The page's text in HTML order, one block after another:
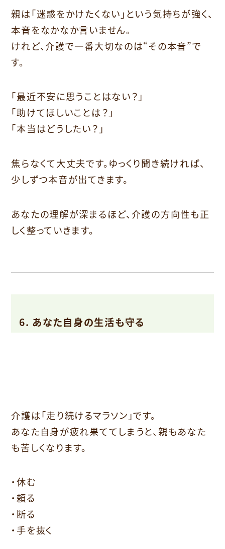
親は「迷惑をかけたくない」という気持ちが強く、
本音をなかなか言いません。
けれど、介護で一番大切なのは“その本音”で
す。
「最近不安に思うことはない？」
「助けてほしいことは？」
「本当はどうしたい？」
焦らなくて大丈夫です。ゆっくり聞き続ければ、
少しずつ本音が出てきます。
あなたの理解が深まるほど、介護の方向性も正
しく整っていきます。
6. あなた自身の生活も守る
介護は「走り続けるマラソン」です。
あなた自身が疲れ果ててしまうと、親もあなた
も苦しくなります。
・休む
・頼る
・断る
・手を抜く